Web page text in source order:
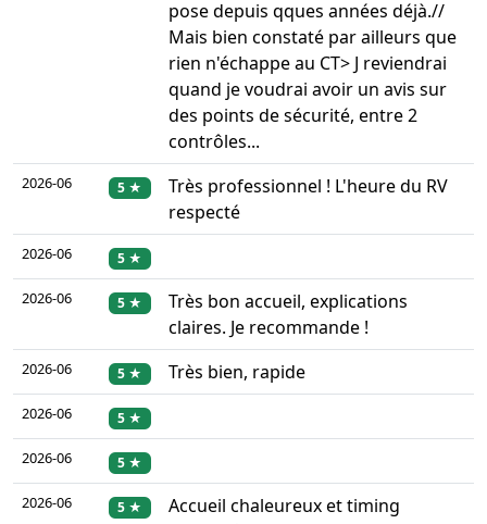
pose depuis qques années déjà.//
Mais bien constaté par ailleurs que
rien n'échappe au CT> J reviendrai
quand je voudrai avoir un avis sur
des points de sécurité, entre 2
contrôles...
2026-06 5 ★
Très professionnel ! L'heure du RV
respecté
2026-06 5 ★
2026-06 5 ★
Très bon accueil, explications
claires. Je recommande !
2026-06 5 ★ Très bien, rapide
2026-06 5 ★
2026-06 5 ★
2026-06 5 ★
Accueil chaleureux et timing